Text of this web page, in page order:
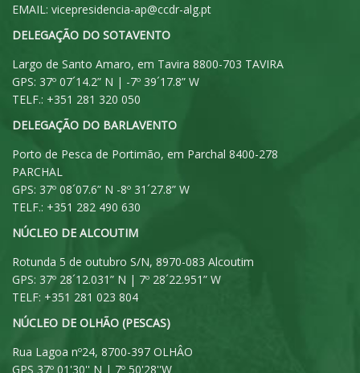
EMAIL: vicepresidencia-ap@ccdr-alg.pt
DELEGAÇÃO DO SOTAVENTO
Largo de Santo Amaro, em Tavira 8800-703 TAVIRA
GPS: 37º 07´14.2” N | -7º 39´17.8” W
TELF.: +351 281 320 050
DELEGAÇÃO DO BARLAVENTO
Porto de Pesca de Portimão, em Parchal 8400-278
PARCHAL
GPS: 37º 08´07.6” N -8º 31´27.8” W
TELF.: +351 282 490 630
NÚCLEO DE ALCOUTIM
Rotunda 5 de outubro S/N, 8970-083 Alcoutim
GPS: 37º 28´12.031” N | 7º 28´22.951” W
TELF: +351 281 023 804
NÚCLEO DE OLHÃO (PESCAS)
Rua Lagoa nº24, 8700-397 OLHÂO
GPS 37º 01'30'' N | 7º 50'28''W